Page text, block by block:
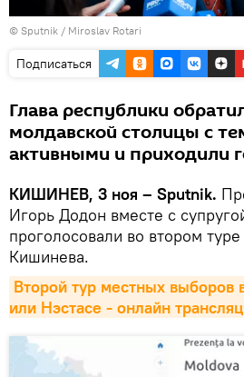
© Sputnik / Miroslav Rotari
Подписаться
Глава республики
молдавской столицы с
активными и приходили
КИШИНЕВ, 3 ноя – Sputnik.
Игорь Додон вместе с
проголосовали во втором
Кишинева.
Второй тур местных выборов
или Нэстасе - онлайн